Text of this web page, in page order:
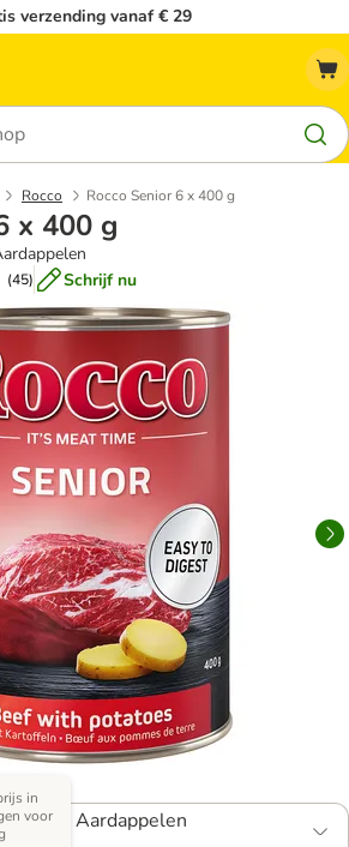
verzending vanaf € 29
Rocco Rocco Senior 6 x 400 g
x 400 g
(45) Schrijf nu
met Aardappelen
in
voor